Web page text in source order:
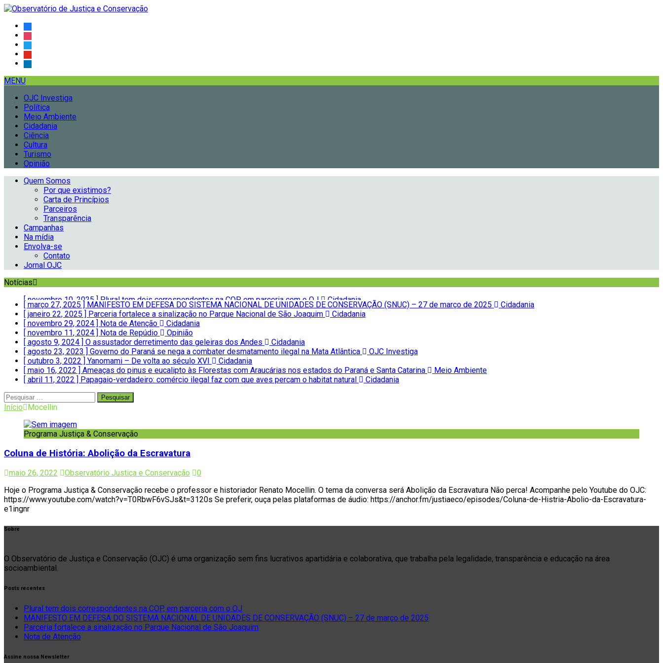
MENU
OJC Investiga
Política
Meio Ambiente
Cidadania
Ciência
Cultura
Turismo
Opinião
Quem Somos
Por que existimos?
Carta de Princípios
Parceiros
Transparência
Campanhas
Na mídia
Envolva-se
Contato
Jornal OJC
Notícias
[ março 27, 2025 ]MANIFESTO EM DEFESA DO SISTEMA NACIONAL DE UNIDADES DE CONSERVAÇÃO (SNUC) – 27 de março de 2025
Cidadania
[ janeiro 22, 2025 ]Parceria fortalece a sinalização no Parque Nacional de São Joaquim Cidadania
[ novembro 29, 2024 ]Nota de Atenção Cidadania
[ novembro 11, 2024 ]Nota de Repúdio Opinião
[ agosto 9, 2024 ]O assustador derretimento das geleiras dos Andes
Cidadania
[ agosto 23, 2023 ]Governo do Paraná se nega a combater desmatamento ilegal na Mata Atlântica
OJC Investiga
[ outubro 3, 2022 ]Yanomami – De volta ao século XVI Cidadania
[ maio 16, 2022 ]Ameaças do pinus e eucalipto às Florestas com Araucárias nos estados do Paraná e Santa Catarina
Meio Ambiente
[ abril 11, 2022 ]Papagaio-verdadeiro: comércio ilegal faz com que aves percam o habitat natural Cidadania
[ novembro 10, 2025 ]Plural tem dois correspondentes na COP, em parceria com o OJ Cidadania
Início Mocellin
Programa Justiça & Conservação
Coluna de História: Abolição da Escravatura
maio 26, 2022 Observatório Justiça e Conservação
0
Hoje o Programa Justiça & Conservação recebe o professor e historiador Renato Mocellin. O tema da conversa será Abolição da Escravatura Não perca! Acompanhe pelo Youtube do OJC:
https://www.youtube.com/watch?v=T0RbwF6vSJs&t=3120s Se preferir, ouça pelas plataformas de áudio: https://anchor.fm/justiaeco/episodes/Coluna-de-Histria-Abolio-da-Escravatura-
e1ingnr
Sobre
O Observatório de Justiça e Conservação (OJC) é uma organização sem fins lucrativos apartidária e colaborativa, que trabalha pela legalidade, transparência e educação na área
socioambiental.
Plural tem dois correspondentes na COP, em parceria com o OJ
MANIFESTO EM DEFESA DO SISTEMA NACIONAL DE UNIDADES DE CONSERVAÇÃO (SNUC) – 27 de março de 2025
Parceria fortalece a sinalização no Parque Nacional de São Joaquim
Nota de Atenção